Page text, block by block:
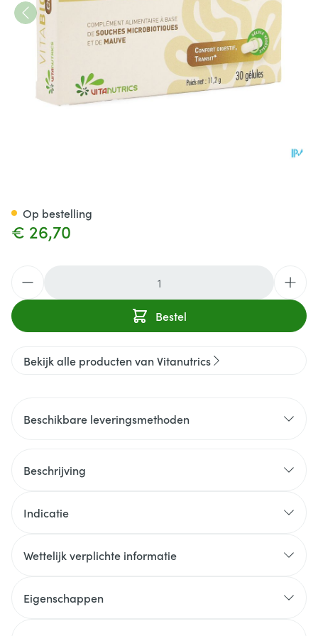
€ 26,70
Bestel
Op bestelling
Bekijk alle producten van Vitanutrics
Beschikbare leveringsmethoden
Beschrijving
Indicatie
Wettelijk verplichte informatie
Eigenschappen